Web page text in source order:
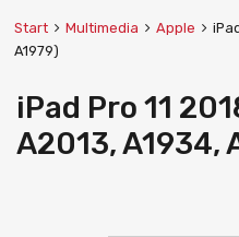
Start Multimedia Apple
A1979)
iPad Pro 11
A2013, A1934,